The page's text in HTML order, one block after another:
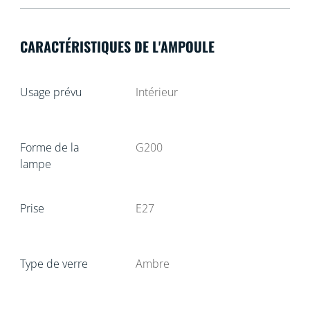
CARACTÉRISTIQUES DE L'AMPOULE
Usage prévu Intérieur
Forme de la
lampe
G200
Prise E27
Type de verre Ambre